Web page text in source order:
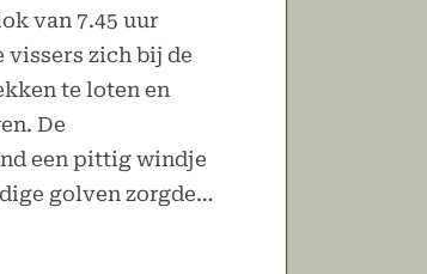
van 7.45 uur
vissers zich bij de
te loten en
De
een pittig windje
golven zorgde…